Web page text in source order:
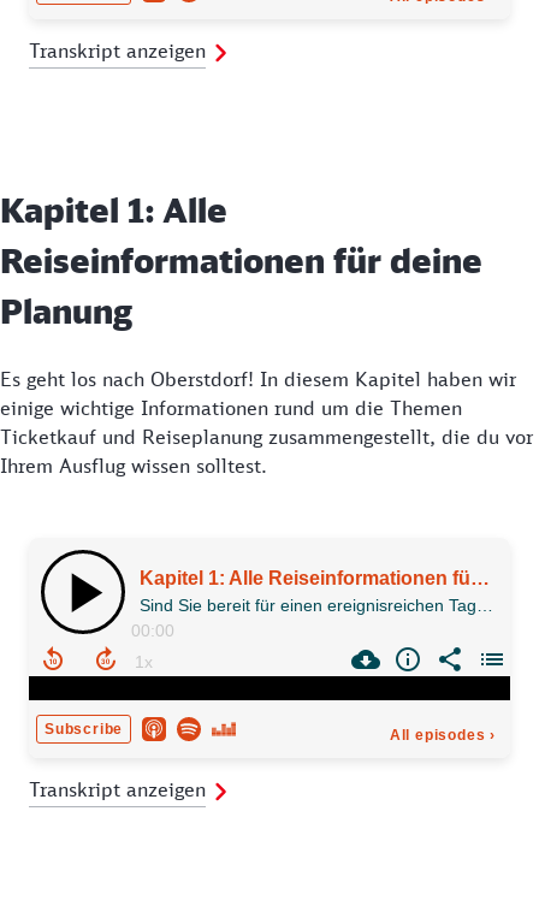
Transkript anzeigen
Kapitel 1: Alle
Reiseinformationen für deine
Planung
Es geht los nach Oberstdorf! In diesem Kapitel haben wir
einige wichtige Informationen rund um die Themen
Ticketkauf und Reiseplanung zusammengestellt, die du vor
Ihrem Ausflug wissen solltest.
Transkript anzeigen